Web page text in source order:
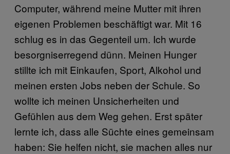
Computer, während meine Mutter mit ihren
eigenen Problemen beschäftigt war. Mit 16
schlug es in das Gegenteil um. Ich wurde
besorgniserregend dünn. Meinen Hunger
stillte ich mit Einkaufen, Sport, Alkohol und
meinen ersten Jobs neben der Schule. So
wollte ich meinen Unsicherheiten und
Gefühlen aus dem Weg gehen. Erst später
lernte ich, dass alle Süchte eines gemeinsam
haben: Sie helfen nicht, sie machen alles nur